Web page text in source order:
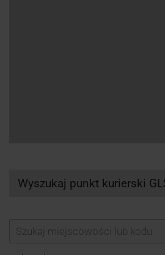
Wyszukaj punkt kurierski